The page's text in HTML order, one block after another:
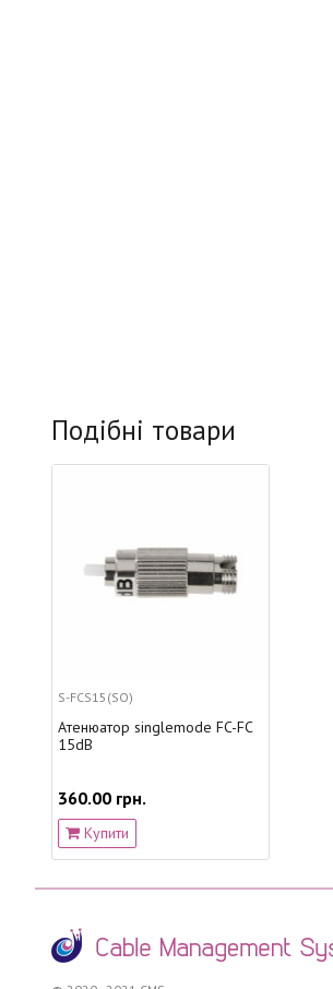
Подібні товари
S-FCS15(SO)
Атенюатор singlemode FC-FC
15dB
360.00 грн.
Купити